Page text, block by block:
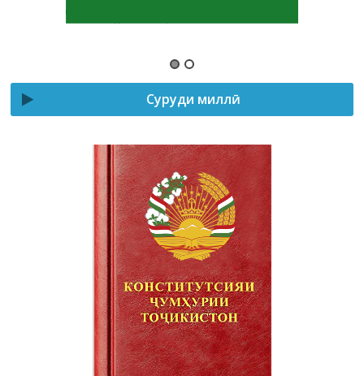
Суруди миллӣ